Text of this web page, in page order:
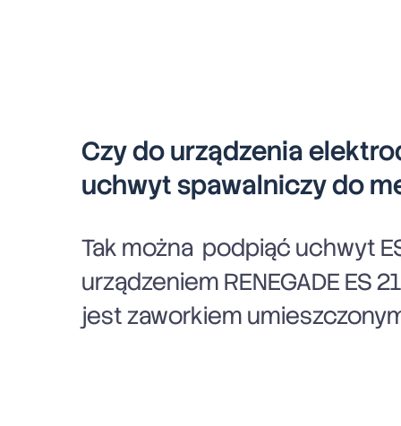
Czy do urządzenia
uchwyt spawalniczy do
Tak można podpiąć uchwyt
urządzeniem RENEGADE ES
jest zaworkiem